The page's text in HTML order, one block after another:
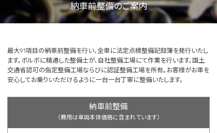
納車前整備のご案内
最大91項目の納車前整備を行い、全車に法定点検整備記録簿を発行いたし
ます。ボルボに精通した整備士が、自社整備工場にて作業を行います。国土
交通省認可の指定整備工場ならびに認証整備工場を所有。お客様がお車を
安心してお乗りいただけるように一台一台丁寧に整備いたします。
納車前整備
（費用は車両本体価格に含まれています）